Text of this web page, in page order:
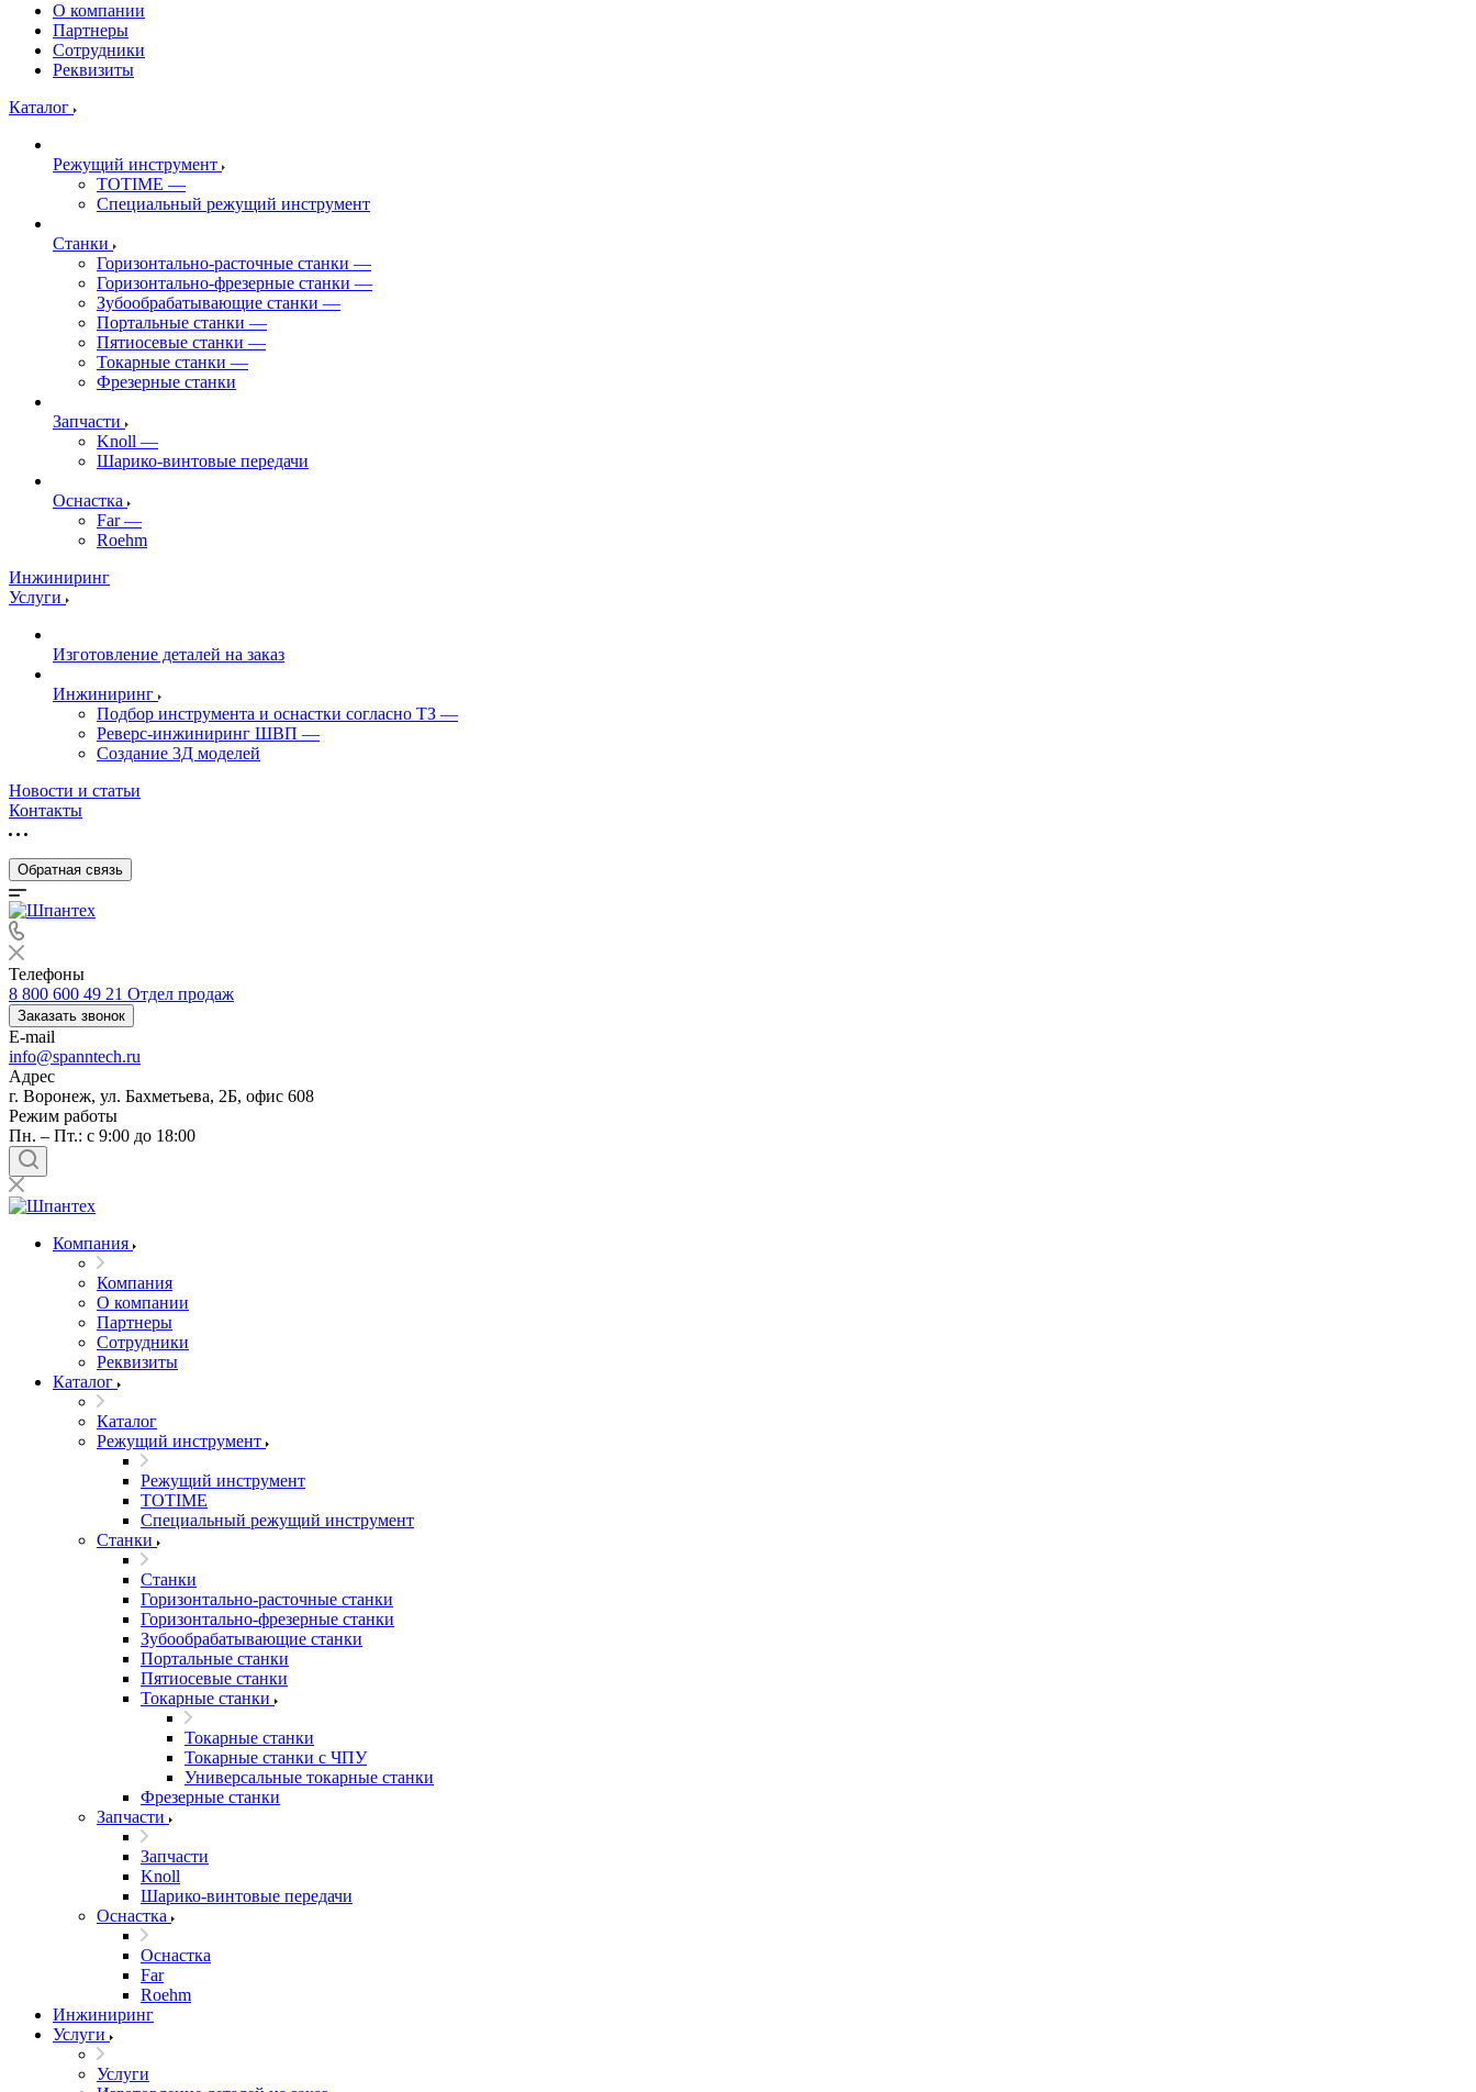
О компании
Партнеры
Сотрудники
Реквизиты
Каталог
Режущий инструмент
TOTIME —
Специальный режущий инструмент
Станки
Горизонтально-расточные станки —
Горизонтально-фрезерные станки —
Зубообрабатывающие станки —
Портальные станки —
Пятиосевые станки —
Токарные станки —
Фрезерные станки
Запчасти
Knoll —
Шарико-винтовые передачи
Оснастка
Far —
Roehm
Инжиниринг
Услуги
Изготовление деталей на заказ
Инжиниринг
Подбор инструмента и оснастки согласно ТЗ —
Реверс-инжиниринг ШВП —
Создание 3Д моделей
Новости и статьи
Контакты
Обратная связь
Телефоны
8 800 600 49 21 Отдел продаж
Заказать звонок
E-mail
info@spanntech.ru
Адрес
г. Воронеж, ул. Бахметьева, 2Б, офис 608
Режим работы
Пн. – Пт.: с 9:00 до 18:00
Компания
Компания
О компании
Партнеры
Сотрудники
Реквизиты
Каталог
Каталог
Режущий инструмент
Режущий инструмент
TOTIME
Специальный режущий инструмент
Станки
Станки
Горизонтально-расточные станки
Горизонтально-фрезерные станки
Зубообрабатывающие станки
Портальные станки
Пятиосевые станки
Токарные станки
Токарные станки
Токарные станки с ЧПУ
Универсальные токарные станки
Фрезерные станки
Запчасти
Запчасти
Knoll
Шарико-винтовые передачи
Оснастка
Оснастка
Far
Roehm
Инжиниринг
Услуги
Услуги